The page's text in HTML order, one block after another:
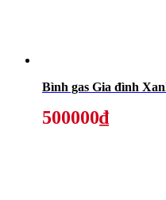
Bình gas Gia đình
500000₫